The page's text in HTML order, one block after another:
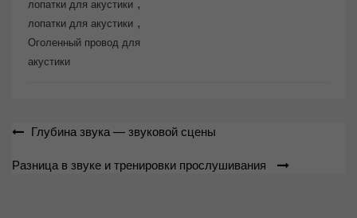
лопатки для акустики
лопатки для акустики ,
Оголенный провод для
акустики
Навигация
записям
Глубина звука — звуковой сцены
Разница в звуке и тренировки прослушивания